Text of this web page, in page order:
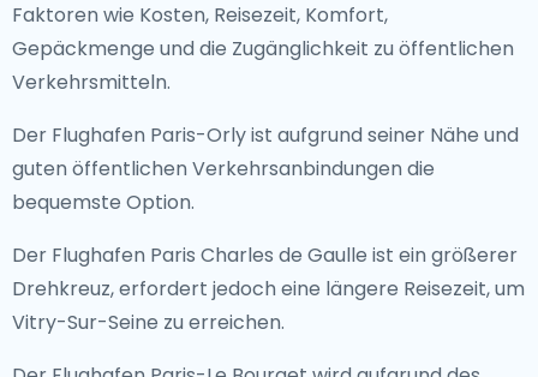
Faktoren wie Kosten, Reisezeit, Komfort,
Gepäckmenge und die Zugänglichkeit zu öffentlichen
Verkehrsmitteln.
Der Flughafen Paris-Orly ist aufgrund seiner Nähe und
guten öffentlichen Verkehrsanbindungen die
bequemste Option.
Der Flughafen Paris Charles de Gaulle ist ein größerer
Drehkreuz, erfordert jedoch eine längere Reisezeit, um
Vitry-Sur-Seine zu erreichen.